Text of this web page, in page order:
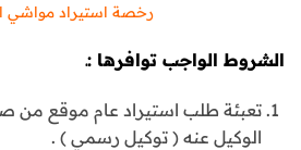
رخصة استيراد مواشي
الشروط الواجب توافرها :ـ
تعبئة طلب استيراد عام موقع من
الوكيل عنه ( توكيل رسمي ) .